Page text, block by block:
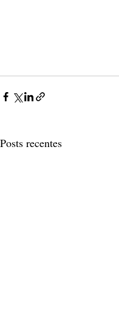
Posts recentes